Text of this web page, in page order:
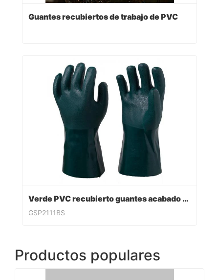
Guantes recubiertos de trabajo de PVC
Verde PVC recubierto guantes acabado sandy
GSP2111BS
Productos populares